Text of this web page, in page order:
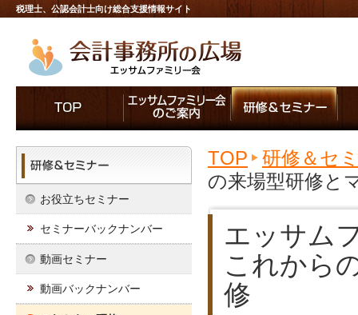
税理士、公認会計士向け総合支援情報サイト
お役立ちセミナー
セミナーバックナンバー
動画セミナー
動画バックナンバー
TOP
研修＆セ
の来場型研修と
エッサム
これから
修